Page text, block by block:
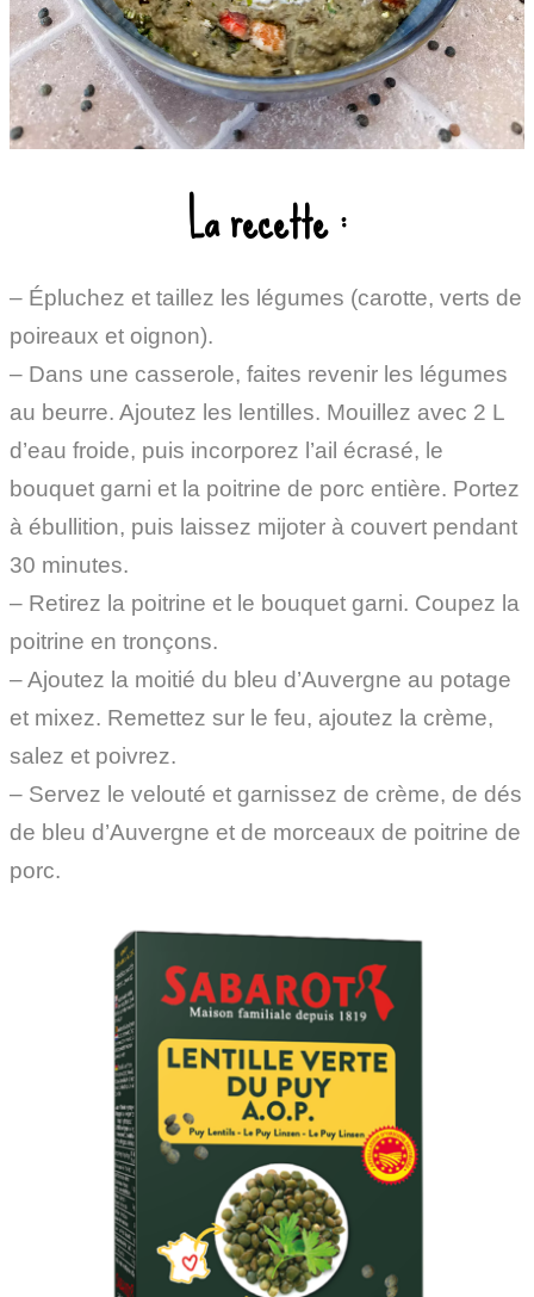
La recette :
– Épluchez et taillez les légumes (carotte, verts de
poireaux et oignon).
– Dans une casserole, faites revenir les légumes
au beurre. Ajoutez les lentilles. Mouillez avec 2 L
d’eau froide, puis incorporez l’ail écrasé, le
bouquet garni et la poitrine de porc entière. Portez
à ébullition, puis laissez mijoter à couvert pendant
30 minutes.
– Retirez la poitrine et le bouquet garni. Coupez la
poitrine en tronçons.
– Ajoutez la moitié du bleu d’Auvergne au potage
et mixez. Remettez sur le feu, ajoutez la crème,
salez et poivrez.
– Servez le velouté et garnissez de crème, de dés
de bleu d’Auvergne et de morceaux de poitrine de
porc.